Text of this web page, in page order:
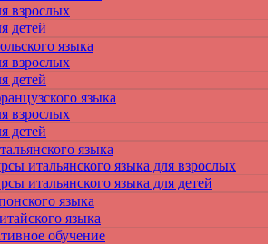
взрослых
детей
языка
взрослых
детей
языка
взрослых
детей
языка
итальянского языка для взрослых
итальянского языка для детей
языка
языка
обучение